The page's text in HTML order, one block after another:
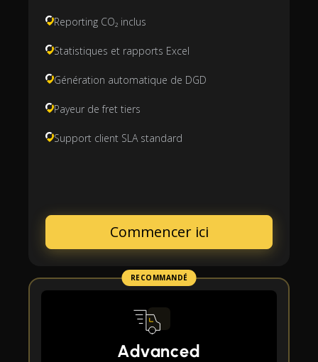
Reporting CO₂ inclus
Statistiques et rapports Excel
Génération automatique de DGD
Payeur de fret tiers
Support client SLA standard
Commencer ici
RECOMMANDÉ
Advanced